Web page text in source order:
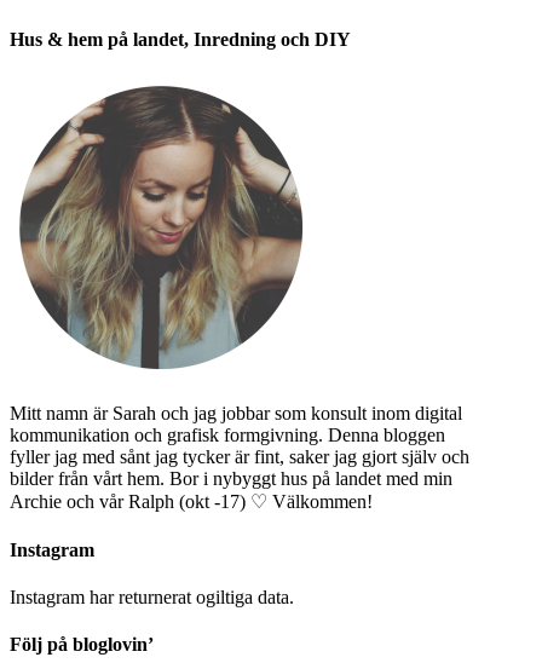
Hus & hem på landet, Inredning och DIY
Mitt namn är Sarah och jag jobbar som konsult inom digital
kommunikation och grafisk formgivning. Denna bloggen
fyller jag med sånt jag tycker är fint, saker jag gjort själv och
bilder från vårt hem. Bor i nybyggt hus på landet med min
Archie och vår Ralph (okt -17) ♡ Välkommen!
Instagram
Instagram har returnerat ogiltiga data.
Följ på bloglovin’